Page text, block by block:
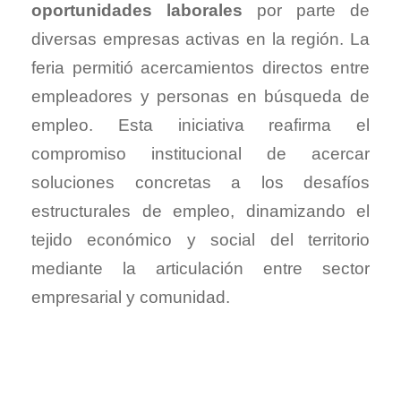
oportunidades laborales por parte de
diversas empresas activas en la región. La
feria permitió acercamientos directos entre
empleadores y personas en búsqueda de
empleo. Esta iniciativa reafirma el
compromiso institucional de acercar
soluciones concretas a los desafíos
estructurales de empleo, dinamizando el
tejido económico y social del territorio
mediante la articulación entre sector
empresarial y comunidad.